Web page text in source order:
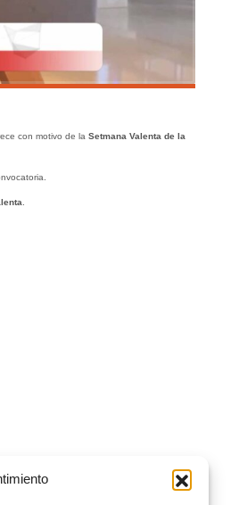
con motivo de la Setmana Valenta de la